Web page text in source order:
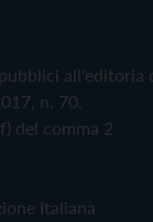
all'editoria
n. 70.
del comma 2
Italiana